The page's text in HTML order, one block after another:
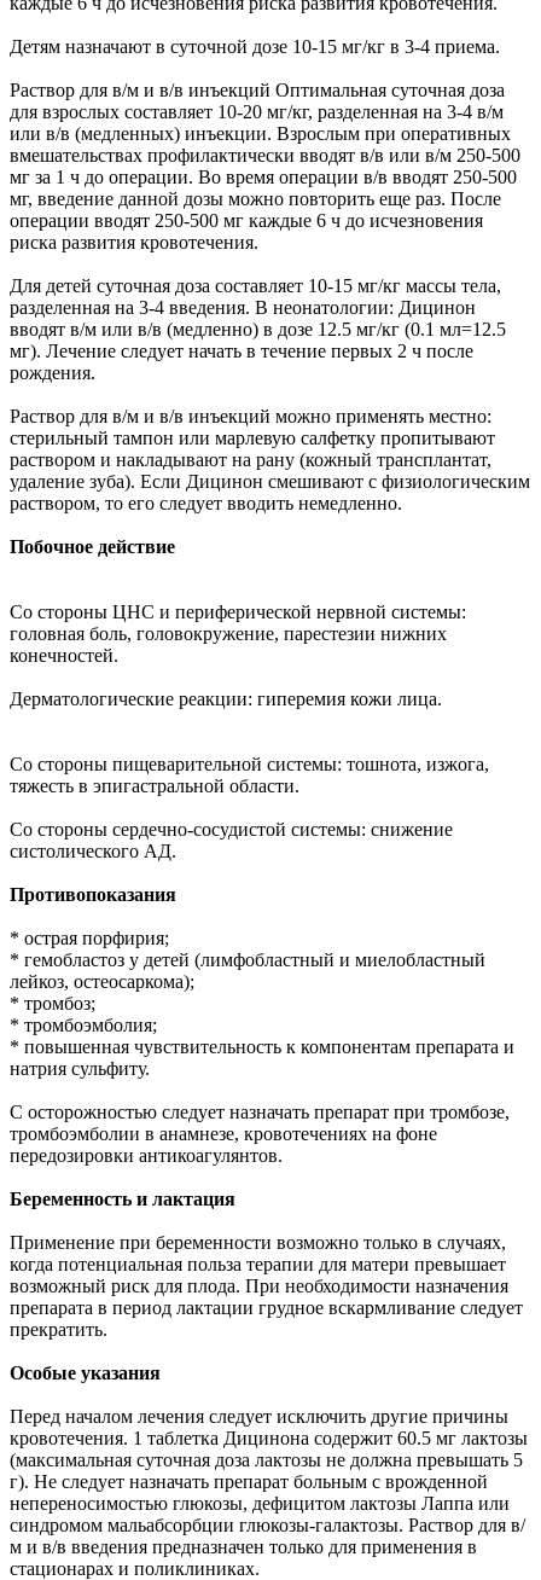
Детям назначают в суточной дозе 10-15 мг/кг в 3-4 приема.
Раствор для в/м и в/в инъекций Оптимальная суточная доза
для взрослых составляет 10-20 мг/кг, разделенная на 3-4 в/м
или в/в (медленных) инъекции. Взрослым при оперативных
вмешательствах профилактически вводят в/в или в/м 250-500
мг за 1 ч до операции. Во время операции в/в вводят 250-500
мг, введение данной дозы можно повторить еще раз. После
операции вводят 250-500 мг каждые 6 ч до исчезновения
риска развития кровотечения.
Для детей суточная доза составляет 10-15 мг/кг массы тела,
разделенная на 3-4 введения. В неонатологии: Дицинон
вводят в/м или в/в (медленно) в дозе 12.5 мг/кг (0.1 мл=12.5
мг). Лечение следует начать в течение первых 2 ч после
рождения.
Раствор для в/м и в/в инъекций можно применять местно:
стерильный тампон или марлевую салфетку пропитывают
раствором и накладывают на рану (кожный трансплантат,
удаление зуба). Если Дицинон смешивают с физиологическим
раствором, то его следует вводить немедленно.
Побочное действие
Со стороны ЦНС и периферической нервной системы:
головная боль, головокружение, парестезии нижних
конечностей.
Дерматологические реакции: гиперемия кожи лица.
Со стороны пищеварительной системы: тошнота, изжога,
тяжесть в эпигастральной области.
Со стороны сердечно-сосудистой системы: снижение
систолического АД.
Противопоказания
* острая порфирия;
* гемобластоз у детей (лимфобластный и миелобластный
лейкоз, остеосаркома);
* тромбоз;
* тромбоэмболия;
* повышенная чувствительность к компонентам препарата и
натрия сульфиту.
С осторожностью следует назначать препарат при тромбозе,
тромбоэмболии в анамнезе, кровотечениях на фоне
передозировки антикоагулянтов.
Беременность и лактация
Применение при беременности возможно только в случаях,
когда потенциальная польза терапии для матери превышает
возможный риск для плода. При необходимости назначения
препарата в период лактации грудное вскармливание следует
прекратить.
Особые указания
Перед началом лечения следует исключить другие причины
кровотечения. 1 таблетка Дицинона содержит 60.5 мг лактозы
(максимальная суточная доза лактозы не должна превышать 5
г). Не следует назначать препарат больным с врожденной
непереносимостью глюкозы, дефицитом лактозы Лаппа или
синдромом мальабсорбции глюкозы-галактозы. Раствор для в/
м и в/в введения предназначен только для применения в
стационарах и поликлиниках.